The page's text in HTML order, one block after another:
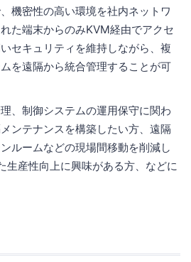
機密性の高い環境を社内ネットワ
た端末からのみKVM経由でアクセ
セキュリティを維持しながら、複
を遠隔から統合管理することが可
、制御システムの運用保守に関わ
ンテナンスを構築したい方、遠隔
ルームなどの現場間移動を削減し
生産性向上に興味がある方、などに